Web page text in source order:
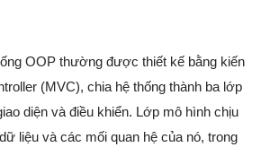
OOP thường được thiết kế bằng kiến
(MVC), chia hệ thống thành ba lớp
diện và điều khiển. Lớp mô hình chịu
liệu và các mối quan hệ của nó, trong